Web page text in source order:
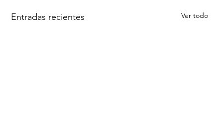
Entradas recientes Ver todo